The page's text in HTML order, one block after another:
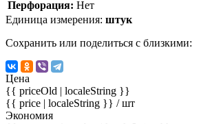
Перфорация: Нет
Единица измерения: штук
Сохранить или поделиться с близкими:
Цена
{{ priceOld | localeString }}
{{ price | localeString }} / шт
Экономия